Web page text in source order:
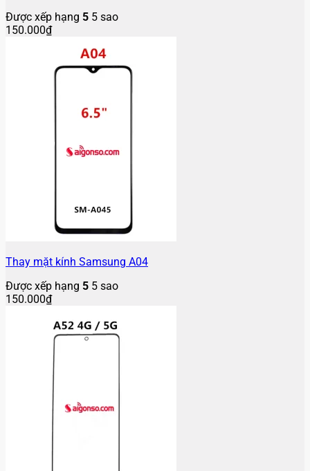
Được xếp hạng 5 5 sao
150.000₫
Thay mặt kính Samsung A04
Được xếp hạng 5 5 sao
150.000₫